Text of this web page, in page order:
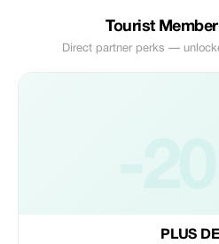
Tourist
Direct partner perks —
PLUS